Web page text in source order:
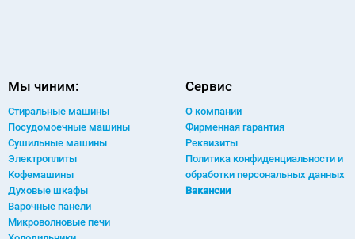
Мы чиним:
Стиральные машины
Посудомоечные машины
Сушильные машины
Электроплиты
Кофемашины
Духовые шкафы
Варочные панели
Микроволновые печи
Сервис
О компании
Фирменная гарантия
Реквизиты
Политика конфиденциальности и
обработки персональных данных
Вакансии